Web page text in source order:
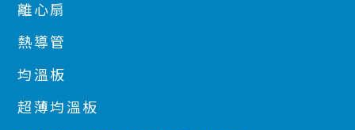
離心扇
熱導管
均溫板
超薄均溫板